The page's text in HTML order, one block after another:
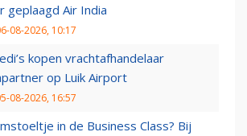
geplaagd Air India
08-2026, 10:17
kopen vrachtafhandelaar
op Luik Airport
08-2026, 16:57
in de Business Class? Bij